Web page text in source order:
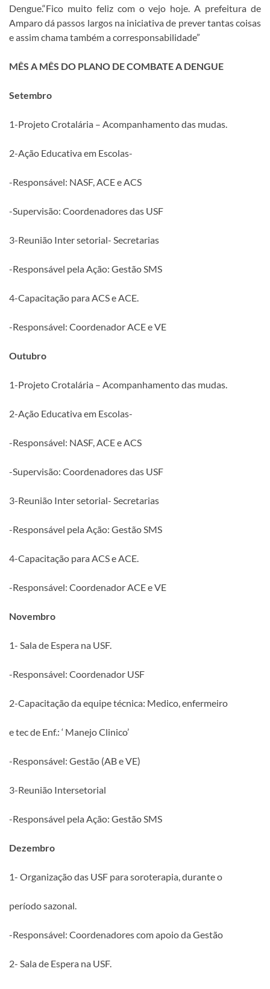
Dengue.“Fico muito feliz com o vejo hoje. A prefeitura de
Amparo dá passos largos na iniciativa de prever tantas coisas
e assim chama também a corresponsabilidade”
MÊS A MÊS DO PLANO DE COMBATE A DENGUE
Setembro
1-Projeto Crotalária – Acompanhamento das mudas.
2-Ação Educativa em Escolas-
-Responsável: NASF, ACE e ACS
-Supervisão: Coordenadores das USF
3-Reunião Inter setorial- Secretarias
-Responsável pela Ação: Gestão SMS
4-Capacitação para ACS e ACE.
-Responsável: Coordenador ACE e VE
Outubro
1-Projeto Crotalária – Acompanhamento das mudas.
2-Ação Educativa em Escolas-
-Responsável: NASF, ACE e ACS
-Supervisão: Coordenadores das USF
3-Reunião Inter setorial- Secretarias
-Responsável pela Ação: Gestão SMS
4-Capacitação para ACS e ACE.
-Responsável: Coordenador ACE e VE
Novembro
1- Sala de Espera na USF.
-Responsável: Coordenador USF
2-Capacitação da equipe técnica: Medico, enfermeiro
e tec de Enf.: ‘ Manejo Clinico’
-Responsável: Gestão (AB e VE)
3-Reunião Intersetorial
-Responsável pela Ação: Gestão SMS
Dezembro
1- Organização das USF para soroterapia, durante o
período sazonal.
-Responsável: Coordenadores com apoio da Gestão
2- Sala de Espera na USF.